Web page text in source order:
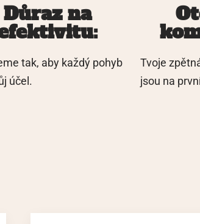
Důraz na
tak, aby každý pohyb
účel.
Tvoje
jsou na